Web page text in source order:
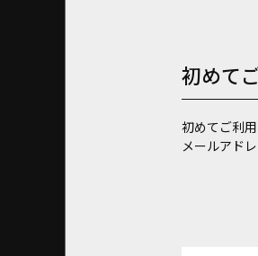
初めて
初めてご利
メールアド